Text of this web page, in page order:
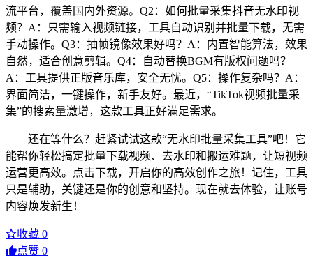
流平台，覆盖国内外资源。Q2：如何批量采集抖音无水印视
频？A：只需输入视频链接，工具自动识别并批量下载，无需
手动操作。Q3：抽帧镜像效果好吗？A：内置智能算法，效果
自然，适合创意剪辑。Q4：自动替换BGM有版权问题吗？
A：工具提供正版音乐库，安全无忧。Q5：操作复杂吗？A：
界面简洁，一键操作，新手友好。最近，“TikTok视频批量采
集”的搜索量激增，这款工具正好满足需求。
还在等什么？赶紧试试这款“无水印批量采集工具”吧！它
能帮你轻松搞定批量下载视频、去水印和搬运难题，让短视频
运营更高效。点击下载，开启你的高效创作之旅！记住，工具
只是辅助，关键还是你的创意和坚持。现在就去体验，让账号
内容焕发新生！
收藏 0
点赞 0